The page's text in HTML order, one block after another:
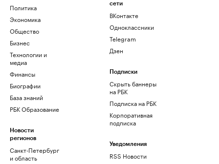
Политика
Экономика
Общество
Бизнес
Технологии и
медиа
Финансы
Биографии
База знаний
РБК Образование
Новости
регионов
Санкт-Петербург
и область
сети
ВКонтакте
Одноклассники
Telegram
Дзен
Подписки
Скрыть баннеры
на РБК
Подписка на РБК
Корпоративная
подписка
Уведомления
RSS Новости